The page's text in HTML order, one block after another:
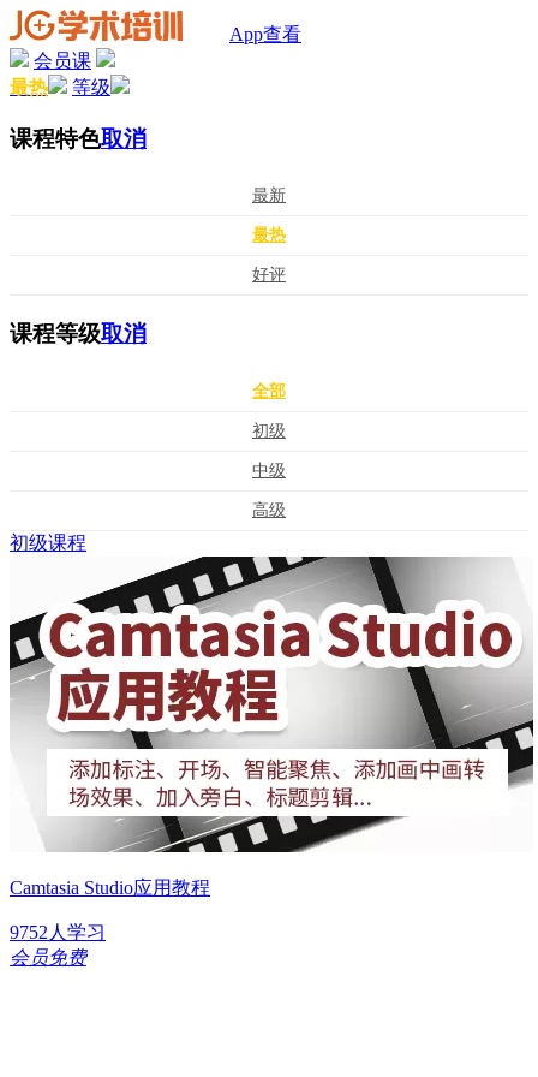
App查看
会员课
最热
等级
课程特色取消
最新
最热
好评
课程等级取消
全部
初级
中级
高级
初级课程
Camtasia Studio应用教程
9752人学习
会员免费